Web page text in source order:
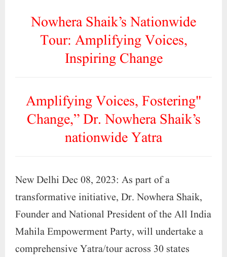
Nowhera Shaik’s Nationwide
Tour: Amplifying Voices,
Inspiring Change
"Amplifying Voices, Fostering
Change,” Dr. Nowhera Shaik’s
nationwide Yatra
New Delhi Dec 08, 2023: As part of a
transformative initiative, Dr. Nowhera Shaik,
Founder and National President of the All India
Mahila Empowerment Party, will undertake a
comprehensive Yatra/tour across 30 states